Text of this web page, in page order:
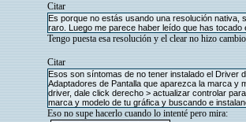
Citar
Es porque no estás usando una resolución
raro. Luego me parece haber leído que has
Tengo puesta esa resolución y el clear no hizo
Citar
Esos son síntomas de no tener instalado el Driver
Adaptadores de Pantalla que aparezca la marca y
driver, dale click derecho > actualizar controlar
marca y modelo de tu gráfica y buscando e
Eso no supe hacerlo cuando lo intenté pero mira: